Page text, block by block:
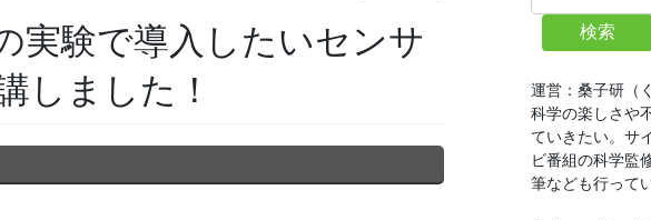
実験で導入したいセンサ
しました！
検索
運営：桑子研（
科学の楽しさや
ていきたい。サ
ビ番組の科学監
筆なども行って